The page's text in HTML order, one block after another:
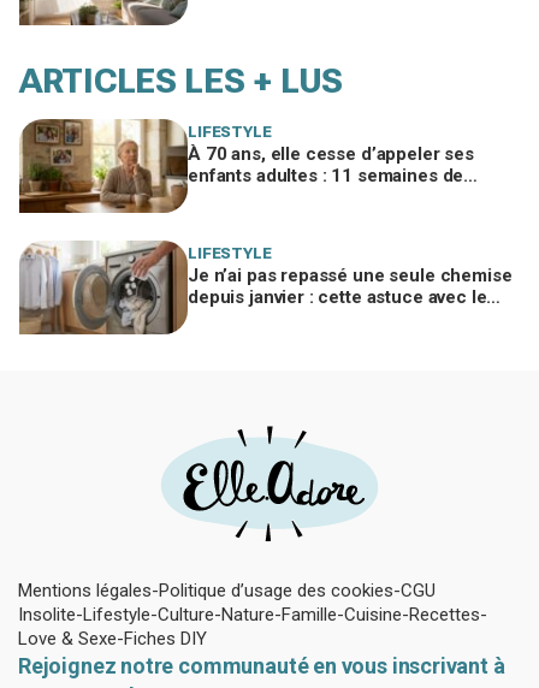
ARTICLES LES + LUS
LIFESTYLE
À 70 ans, elle cesse d’appeler ses
enfants adultes : 11 semaines de
LIFESTYLE
Je n’ai pas repassé une seule chemise
depuis janvier : cette astuce avec le
Mentions légales Politique d’usage des cookies CGU
Insolite Lifestyle Culture Nature Famille Cuisine Recettes
Love & Sexe Fiches DIY
Rejoignez notre communauté en vous inscrivant à